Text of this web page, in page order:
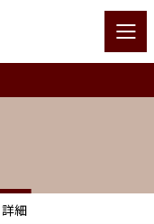
詳細